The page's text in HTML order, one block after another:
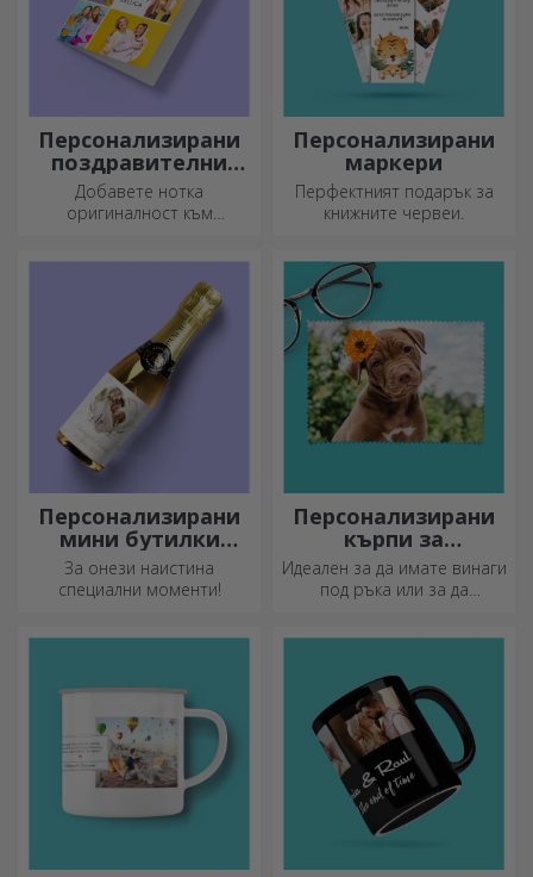
Персонализирани
поздравителни
картички и
картички
Добавете нотка
оригиналност към
персонализирана картичка
или поздравителна
картичка.
Персонализирани
маркери
Перфектният подарък за
книжните червеи.
Персонализирани
мини бутилки
пенливо вино
За онези наистина
специални моменти!
Персонализирани
кърпи за
почистване на
екрани и стъкла
Идеален за да имате винаги
под ръка или за да